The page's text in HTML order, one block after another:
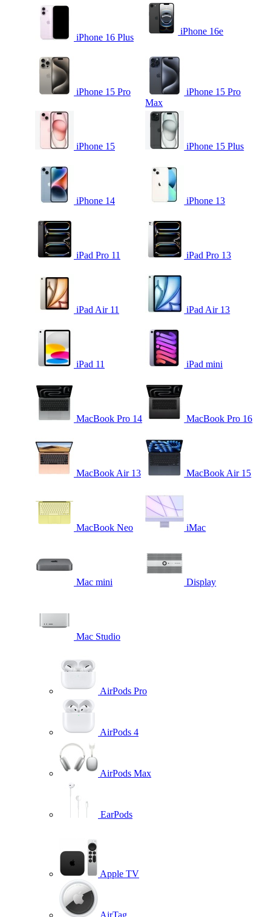
iPhone 16 Plus
iPhone 16e
iPhone 15 Pro
iPhone 15 Pro
Max
iPhone 15 iPhone 15 Plus
iPhone 14 iPhone 13
iPad Pro 11 iPad Pro 13
iPad Air 11 iPad Air 13
iPad 11 iPad mini
MacBook Pro 14 MacBook Pro 16
MacBook Air 13 MacBook Air 15
MacBook Neo iMac
Mac mini Display
Mac Studio
AirPods Pro
AirPods 4
AirPods Max
EarPods
Apple TV